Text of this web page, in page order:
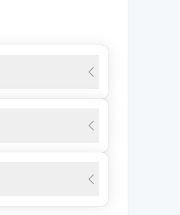
ve nefes sesi gibi bu
olabilirler.
şu şekildedir:
nefret edilmesi